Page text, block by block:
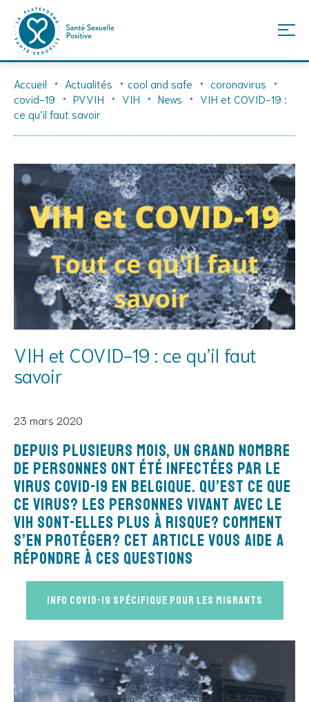
content
Accueil Actualités cool and safe
coronavirus
covid-19
PVVIH VIH News
VIH et COVID-19 :
ce qu’il faut savoir
VIH et COVID-19 : ce qu’il faut
savoir
23 mars 2020
Depuis plusieurs MOIS, un grand nombre
de personnes ont été infectées par le
virus COVID-19 en Belgique. Qu’est ce que
ce virus? Les personnes vivant avec le
VIH sont-elles plus à risque? Comment
s’en protéger? Cet article vous aide a
répondre à ces questions
Info Covid-19 spécifique pour les migrants